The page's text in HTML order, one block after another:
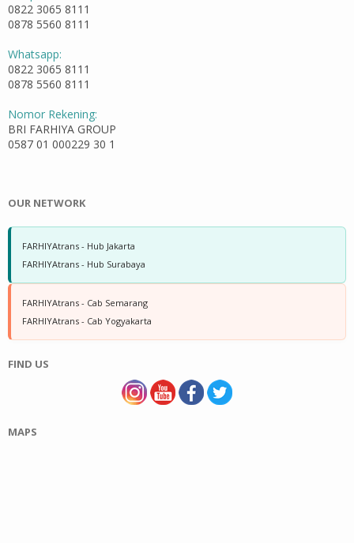
0822 3065 8111
0878 5560 8111
Whatsapp:
0822 3065 8111
0878 5560 8111
Nomor Rekening:
BRI FARHIYA GROUP
0587 01 000229 30 1
OUR NETWORK
FARHIYAtrans - Hub Jakarta
FARHIYAtrans - Hub Surabaya
FARHIYAtrans - Cab Semarang
FARHIYAtrans - Cab Yogyakarta
FIND US
MAPS